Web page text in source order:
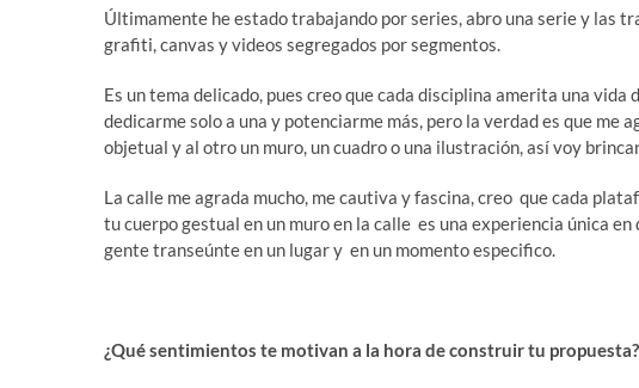
Últimamente he estado trabajando por series, abro una serie y las
grafiti, canvas y videos segregados por segmentos.
Es un tema delicado, pues creo que cada disciplina amerita una
dedicarme solo a una y potenciarme más, pero la verdad es que
objetual y al otro un muro, un cuadro o una ilustración, así voy
La calle me agrada mucho, me cautiva y fascina, creo que cada
tu cuerpo gestual en un muro en la calle es una experiencia única
gente transeúnte en un lugar y en un momento especifico.
¿Qué sentimientos te motivan a la hora de construirtu propuesta?